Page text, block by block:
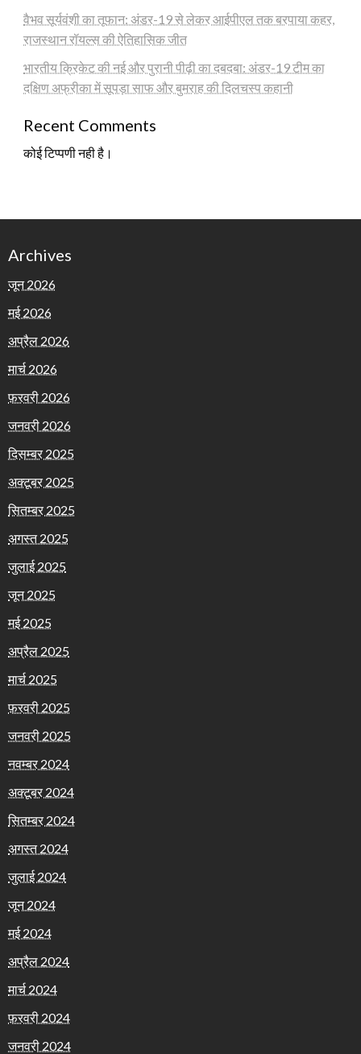
वैभव सूर्यवंशी का तूफान: अंडर-19 से लेकर आईपीएल तक बरपाया कहर,
राजस्थान रॉयल्स की ऐतिहासिक जीत
भारतीय क्रिकेट की नई और पुरानी पीढ़ी का दबदबा: अंडर-19 टीम का
दक्षिण अफ्रीका में सूपड़ा साफ और बुमराह की दिलचस्प कहानी
Recent Comments
कोई टिप्पणी नही है।
Archives
जून 2026
मई 2026
अप्रैल 2026
मार्च 2026
फ़रवरी 2026
जनवरी 2026
दिसम्बर 2025
अक्टूबर 2025
सितम्बर 2025
अगस्त 2025
जुलाई 2025
जून 2025
मई 2025
अप्रैल 2025
मार्च 2025
फ़रवरी 2025
जनवरी 2025
नवम्बर 2024
अक्टूबर 2024
सितम्बर 2024
अगस्त 2024
जुलाई 2024
जून 2024
मई 2024
अप्रैल 2024
मार्च 2024
फ़रवरी 2024
जनवरी 2024